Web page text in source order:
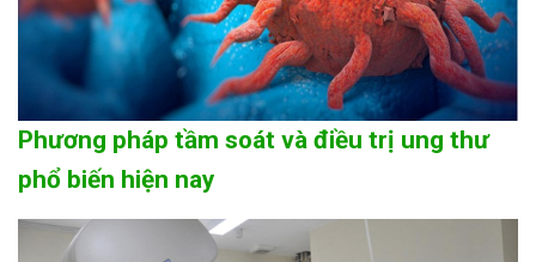
Phương pháp tầm soát và điều trị ung thư
phổ biến hiện nay